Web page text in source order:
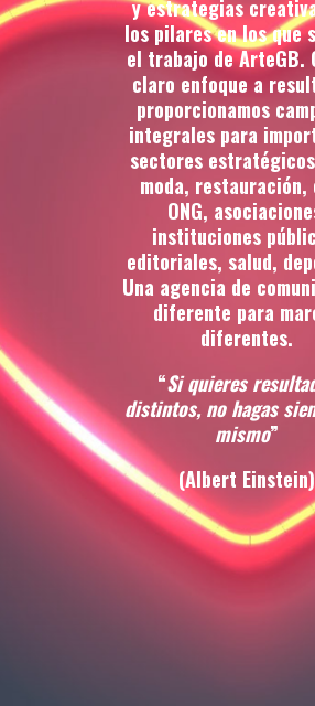
y estrategias
los pilares en los que
el trabajo de ArteGB.
claro enfoque a
proporcionamos
integrales para
sectores
moda, restauración,
ONG,
instituciones
editoriales, salud,
Una agencia de
diferente para
diferentes.
“Si quieres
distintos, no hagas
mismo”
(Albert Einstein)